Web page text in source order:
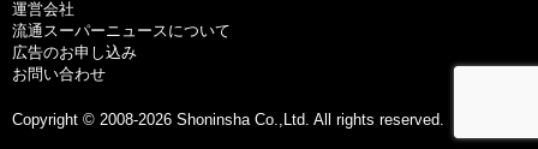
運営会社
流通スーパーニュースについて
広告のお申し込み
お問い合わせ
Copyright © 2008-2026 Shoninsha Co.,Ltd. All rights reserved.